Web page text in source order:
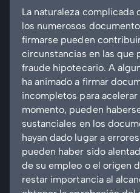
La naturaleza
los numerosos
firmarse pueden
circunstancias en las que
fraude hipotecario. A
ha animado a firmar
incompletos para
momento, pueden
sustanciales en los
hayan dado lugar a
pueden haber sido
de su empleo o el origen
restar importancia al